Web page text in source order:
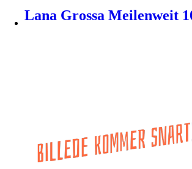
Lana Grossa Meilenweit